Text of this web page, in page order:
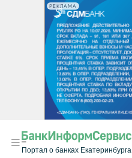
РЕКЛАМА
Портал о банках Екатеринбурга